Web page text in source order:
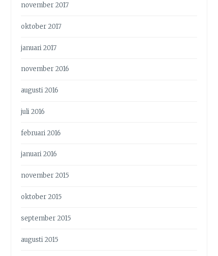
november 2017
oktober 2017
januari 2017
november 2016
augusti 2016
juli 2016
februari 2016
januari 2016
november 2015
oktober 2015
september 2015
augusti 2015